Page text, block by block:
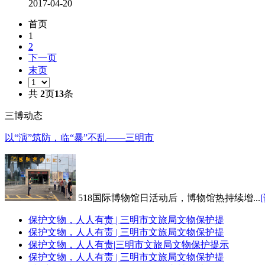
2017-04-20
首页
1
2
下一页
末页
共 2页13条
三博动态
以“演”筑防，临“暴”不乱——三明市
518国际博物馆日活动后，博物馆热持续增...[
保护文物，人人有责 | 三明市文旅局文物保护提
保护文物，人人有责 | 三明市文旅局文物保护提
保护文物，人人有责|三明市文旅局文物保护提示
保护文物，人人有责 | 三明市文旅局文物保护提